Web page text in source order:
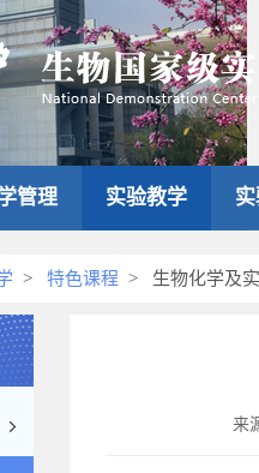
管理 实验教学
> 特色课程 > 生物化学及
来